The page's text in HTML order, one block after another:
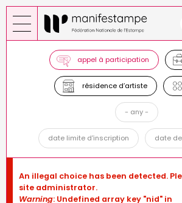
Skip
to
main
appel à participation
résidence d’artiste
- any -
date limite d'inscription date
Error
message
An illegal choice has been detected.
site administrator.
Warning: Undefined array key "nid" in